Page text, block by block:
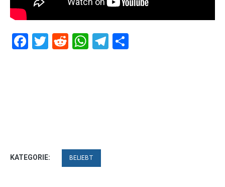
Facebook
Twitter
RedditWhatsApp
Telegram
KATEGORIE: BELIEBT